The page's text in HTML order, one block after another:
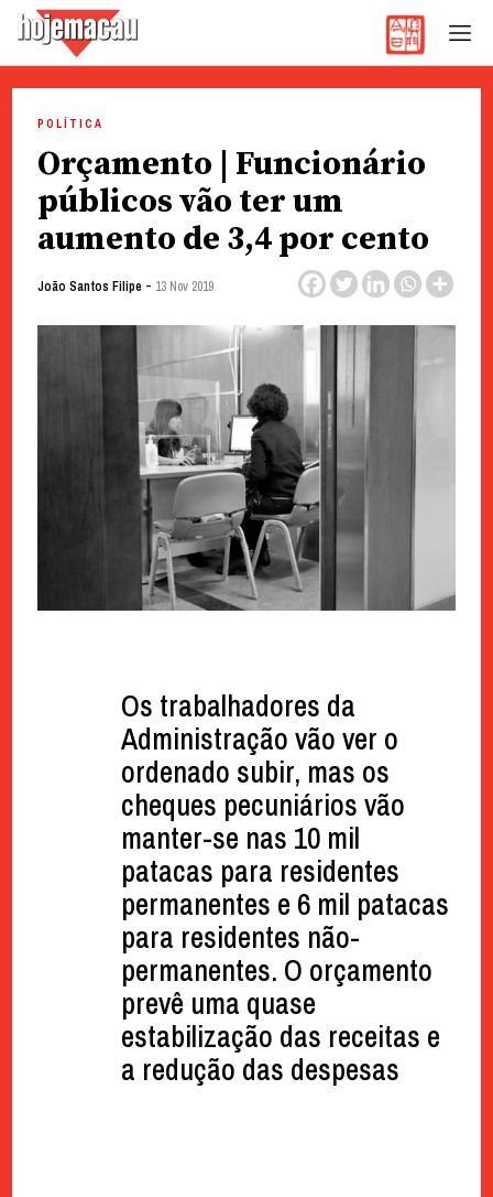
content
POLÍTICA
Orçamento | Funcionário
públicos vão ter um
aumento de 3,4 por cento
João Santos Filipe - 13 Nov 2019
Os trabalhadores da
Administração vão ver o
ordenado subir, mas os
cheques pecuniários vão
manter-se nas 10 mil
patacas para residentes
permanentes e 6 mil patacas
para residentes não-
permanentes. O orçamento
prevê uma quase
estabilização das receitas e
a redução das despesas